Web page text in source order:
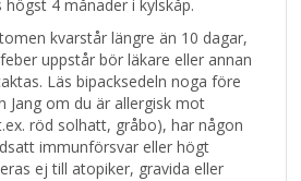
4 månader i kylskåp.
kvarstår längre än 10 dagar,
uppstår bör läkare eller annan
Läs bipacksedeln noga före
Jang om du är allergisk mot
röd solhatt, gråbo), har någon
immunförsvar eller högt
ej till atopiker, gravida eller